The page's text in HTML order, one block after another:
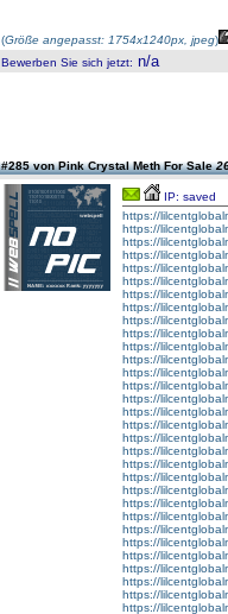
(Größe angepasst: 1754x1240px, jpeg)
Bewerben Sie sich jetzt: n/a
#285 von Pink Crystal Meth For Sale
IP: saved
https://
https://
https://
https://
https://
https://
https://
https://
https://
https://
https://
https://
https://
https://
https://
https://
https://
https://
https://
https://
https://
https://
https://
https://
https://
https://
https://
https://
https://
https://
https://